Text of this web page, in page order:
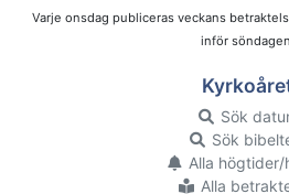
Varje onsdag publiceras veckans
inför
Sök
Sök
Alla högtider/
Alla